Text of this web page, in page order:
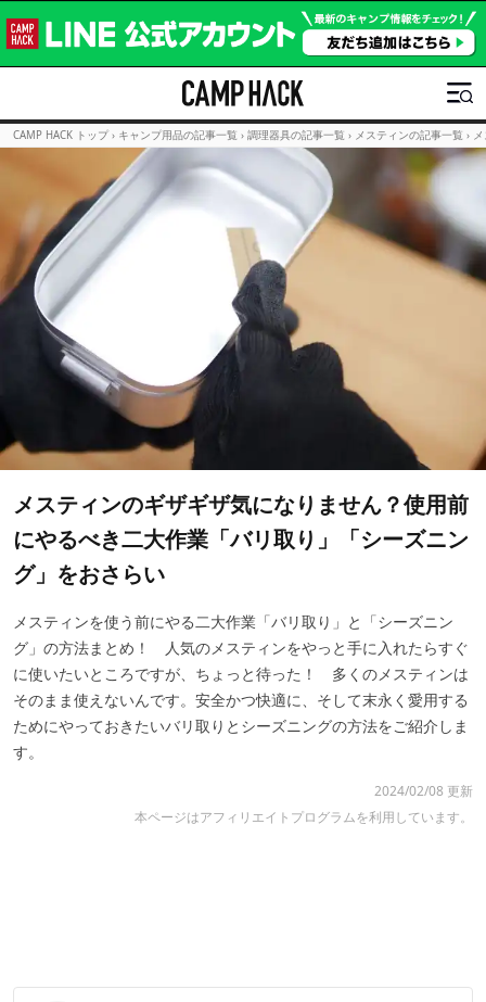
CAMP HACK トップ › キャンプ用品の記事一覧 › 調理器具の記事一覧 › メスティンの記事一覧 ›
メスティンのギザギザ気になりません？使用前
にやるべき二大作業「バリ取り」「シーズニン
グ」をおさらい
メスティンを使う前にやる二大作業「バリ取り」と「シーズニン
グ」の方法まとめ！ 人気のメスティンをやっと手に入れたらすぐ
に使いたいところですが、ちょっと待った！ 多くのメスティンは
そのまま使えないんです。安全かつ快適に、そして末永く愛用する
ためにやっておきたいバリ取りとシーズニングの方法をご紹介しま
す。
2024/02/08 更新
本ページはアフィリエイトプログラムを利用しています。